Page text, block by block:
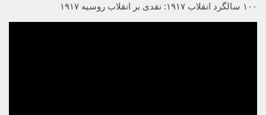
۱۰۰ سالگرد انقلاب ۱۹۱۷: نقدی بر انقلاب روسیه ۱۹۱۷